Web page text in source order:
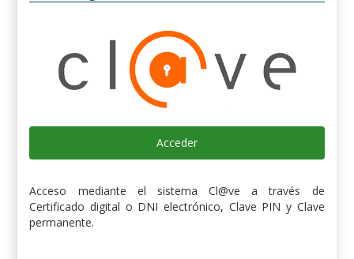
Acceder
Acceso mediante el sistema Cl@ve a través de
Certificado digital o DNI electrónico, Clave PIN y Clave
permanente.